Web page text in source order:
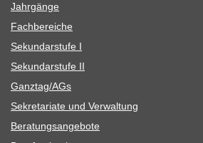
Jahr­gänge
Fach­be­rei­che
Sekun­dar­stufe I
Sekun­dar­stufe II
Ganztag/​​AGs
Sekre­ta­riate und Verwaltung
Bera­tungs­an­ge­bote